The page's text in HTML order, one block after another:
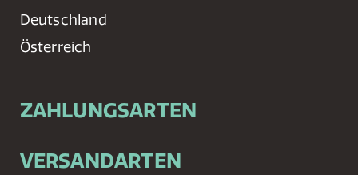
Deutschland
Österreich
ZAHLUNGSARTEN
VERSANDARTEN